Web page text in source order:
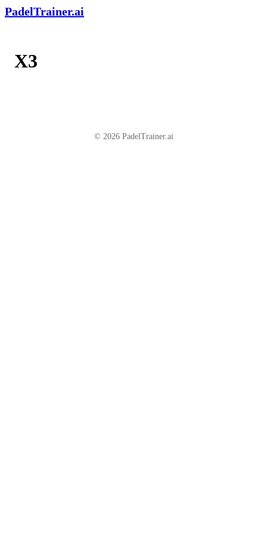
PadelTrainer.ai
X3
© 2026 PadelTrainer.ai